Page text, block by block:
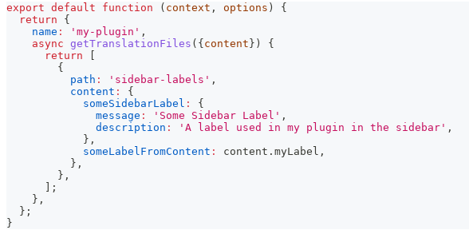
export default function ( context , options )
{
return
{
name : 'my-plugin' ,
async getTranslationFiles ( { content } )
{
return
{
path : 'sidebar-labels' ,
content :
{
someSidebarLabel :
{
message : 'Some Sidebar Label' ,
description : 'A label used in my plugin in the sidebar' ,
} ,
someLabelFromContent : content . myLabel ,
} ,
} ,
;
} ,
} ;
}